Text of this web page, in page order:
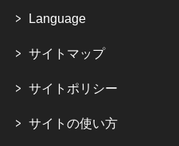
Language
サイトマップ
サイトポリシー
サイトの使い方